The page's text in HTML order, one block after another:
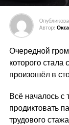
Автор:
Очередной
которого
произошёл в
Всё началось с
продиктовать
трудового